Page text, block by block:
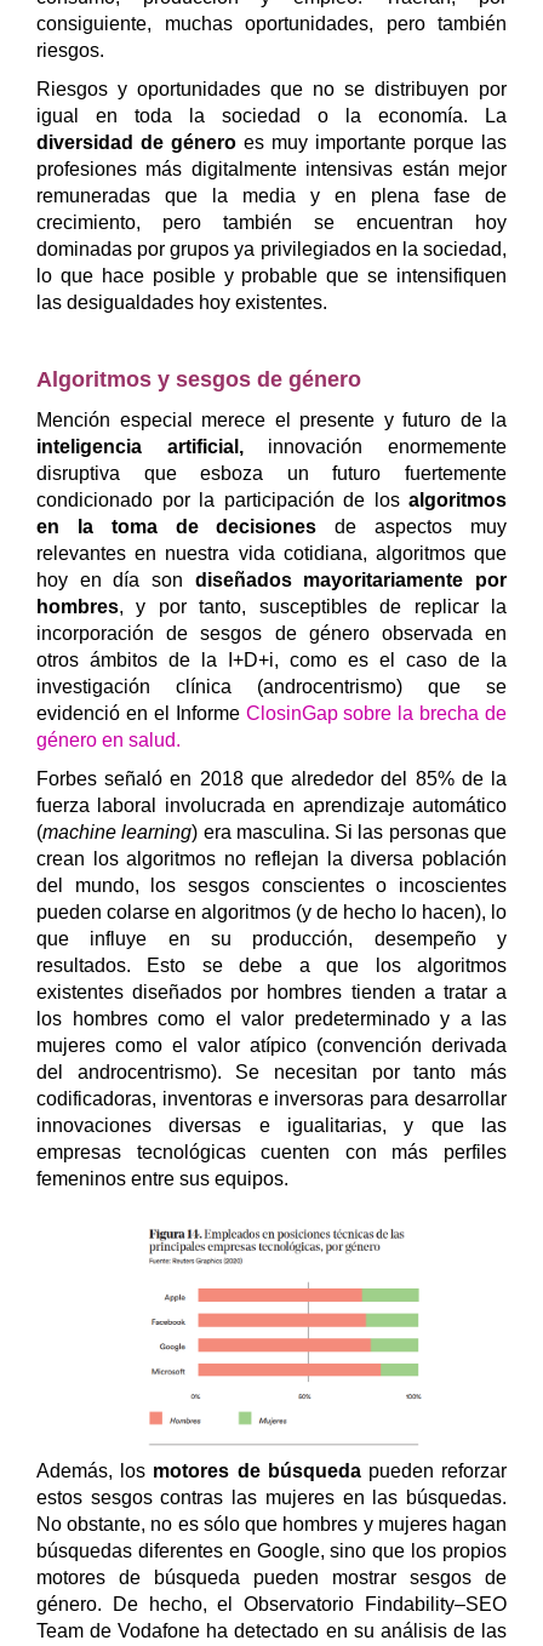
consiguiente, muchas oportunidades, pero también
riesgos.
Riesgos y oportunidades que no se distribuyen por
igual en toda la sociedad o la economía. La
diversidad de género es muy importante porque las
profesiones más digitalmente intensivas están mejor
remuneradas que la media y en plena fase de
crecimiento, pero también se encuentran hoy
dominadas por grupos ya privilegiados en la sociedad,
lo que hace posible y probable que se intensifiquen
las desigualdades hoy existentes.
Algoritmos y sesgos de género
Mención especial merece el presente y futuro de la
inteligencia artificial,innovación enormemente
disruptiva que esboza un futuro fuertemente
condicionado por la participación de los algoritmos
en la toma de decisiones de aspectos muy
relevantes en nuestra vida cotidiana, algoritmos que
hoy en día son diseñados mayoritariamente por
hombres, y por tanto, susceptibles de replicar la
incorporación de sesgos de género observada en
otros ámbitos de la I+D+i, como es el caso de la
investigación clínica (androcentrismo) que se
evidenció en el Informe ClosinGap sobre la brecha de
género en salud.
Forbes señaló en 2018 que alrededor del 85% de la
fuerza laboral involucrada en aprendizaje automático
(machine learning) era masculina. Si las personas que
crean los algoritmos no reflejan la diversa población
del mundo, los sesgos conscientes o incoscientes
pueden colarse en algoritmos (y de hecho lo hacen), lo
que influye en su producción, desempeño y
resultados. Esto se debe a que los algoritmos
existentes diseñados por hombres tienden a tratar a
los hombres como el valor predeterminado y a las
mujeres como el valor atípico (convención derivada
del androcentrismo). Se necesitan por tanto más
codificadoras, inventoras e inversoras para desarrollar
innovaciones diversas e igualitarias, y que las
empresas tecnológicas cuenten con más perfiles
femeninos entre sus equipos.
Además, los motores de búsquedapueden reforzar
estos sesgos contras las mujeres en las búsquedas.
No obstante, no es sólo que hombres y mujeres hagan
búsquedas diferentes en Google, sino que los propios
motores de búsqueda pueden mostrar sesgos de
género. De hecho, el Observatorio Findability–SEO
Team de Vodafone ha detectado en su análisis de las